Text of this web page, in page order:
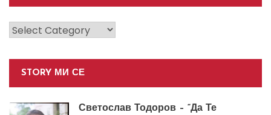
Категории
STORY МИ СЕ
Светослав Тодоров – “Да Те